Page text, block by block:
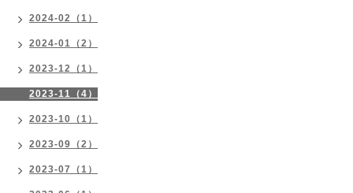
2024-02（1）
2024-01（2）
2023-12（1）
2023-11（4）
2023-10（1）
2023-09（2）
2023-07（1）